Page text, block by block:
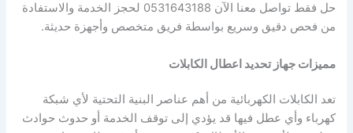
حل فقط تواصل معنا الآن 0531643188 لحجز الخدمة والاستفادة
من فحص دقيق وسريع بواسطة فريق متخصص وأجهزة حديثة.
مميزات جهاز تحديد اعطال الكابلات
تعد الكابلات الكهربائية من أهم عناصر البنية التحتية لأي شبكة
كهرباء وأي عطل فيها قد يؤدي إلى توقف الخدمة أو حدوث حوادث